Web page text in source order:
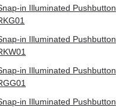
in Illuminated Pushbutton
in Illuminated Pushbutton
in Illuminated Pushbutton
in Illuminated Pushbutton